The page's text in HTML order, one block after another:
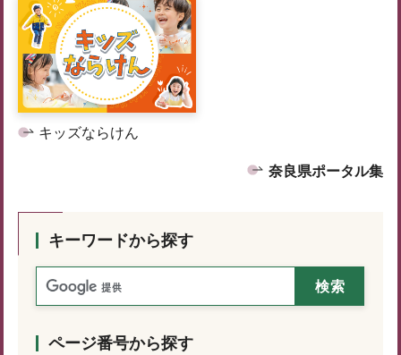
キッズならけん
奈良県ポータル集
キーワードから探す
ページ番号から探す